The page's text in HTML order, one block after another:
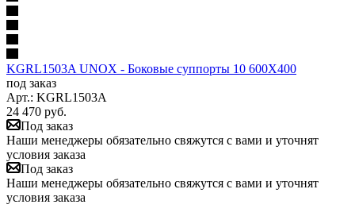
KGRL1503A UNOX - Боковые суппорты 10 600Х400
под заказ
Арт.: KGRL1503A
24 470 руб.
Под заказ
Наши менеджеры обязательно свяжутся с вами и уточнят
условия заказа
Под заказ
Наши менеджеры обязательно свяжутся с вами и уточнят
условия заказа